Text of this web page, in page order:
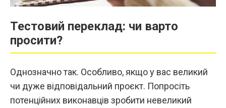
Тестовий переклад: чи варто
просити?
Однозначно так. Особливо, якщо у вас великий
чи дуже відповідальний проєкт. Попросіть
потенційних виконавців зробити невеликий